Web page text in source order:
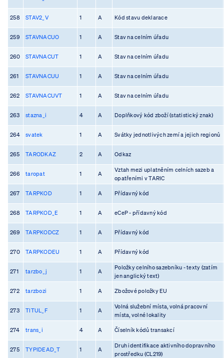
258 STAV2_V 1 A Kód stavu deklarace
259 STAVNACUO 1 A Stav na celním úřadu
260 STAVNACUT 1 A Stav na celním úřadu
261 STAVNACUU 1 A Stav na celním úřadu
262 STAVNACUVT 1 A Stav na celním úřadu
263 stazna_i 4 A Doplňkový kód zboží (statistický znak)
264 svatek 1 A Svátky jednotlivých zemí a jejich regionů
265 TARODKAZ 2 A Odkaz
266 taropat 1 A
Vztah mezi uplatněním celních sazeb a
opatřeními v TARIC
267 TARPKOD 1 A Přídavný kód
268 TARPKOD_E 1 A eCeP - přídavný kód
269 TARPKODCZ 1 A Přídavný kód
270 TARPKODEU 1 A Přídavný kód
271 tarzbo_j 1 A
Položky celního sazebníku - texty (zatím
jen anglický text)
272 tarzbozi 1 A Zbožové položky EU
273 TITUL_F 1 A
Volná služební místa, volná pracovní
místa, volné lokality
274 trans_i 4 A Číselník kódů transakcí
275 TYPIDEAD_T 1 A
Druh identifikace aktivního dopravního
prostředku (CL219)